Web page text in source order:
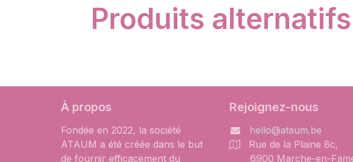
Produits alternatifs
À propos
Fondée en 2022, la société
ATAUM a été créée dans le but
de fournir efficacement du
Rejoignez-nous
hello@ataum.be
Rue de la Plaine 8c,
6900 Marche-en-